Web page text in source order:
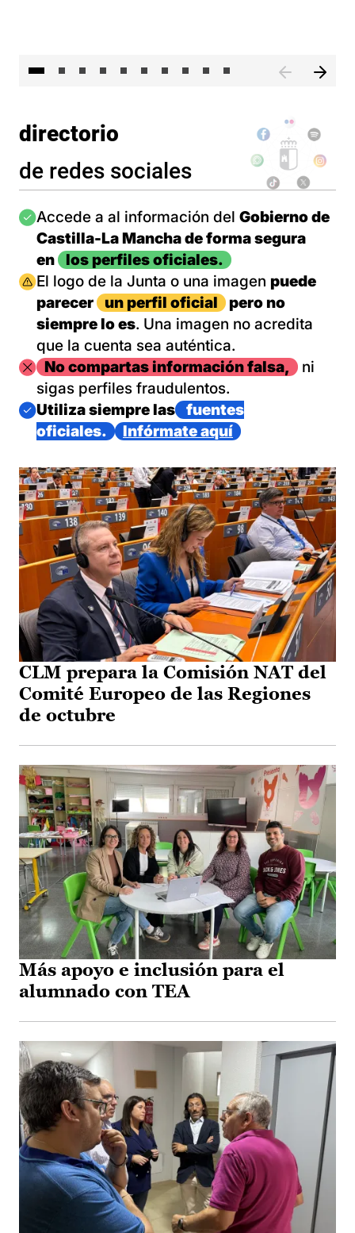
directorio
de redes sociales
Imagen
Accede a al información del Gobierno de
Castilla-La Mancha de forma segura
en
los perfiles oficiales.
Imagen
El logo de la Junta o una imagen puede
parecer
un perfil oficial
pero no
siempre lo es. Una imagen no acredita
que la cuenta sea auténtica.
ImagenNo compartas información falsa,
ni
sigas perfiles fraudulentos.
Imagen
Utiliza siempre las
fuentes
oficiales.
Infórmate aquí
CLM prepara la Comisión NAT del
Comité Europeo de las Regiones
de octubre
Más apoyo e inclusión para el
alumnado con TEA